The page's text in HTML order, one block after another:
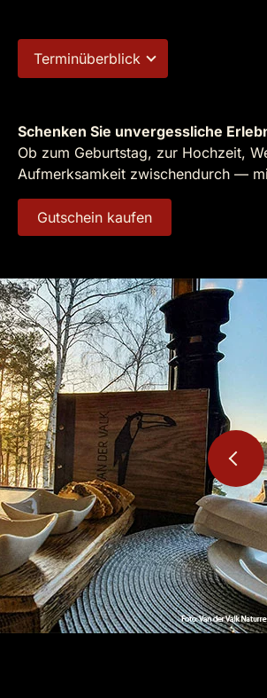
Terminüberblick
Schenken Sie unvergessliche
Ob zum Geburtstag, zur Hochzeit,
Aufmerksamkeit zwischendurch —
Gutschein kaufen